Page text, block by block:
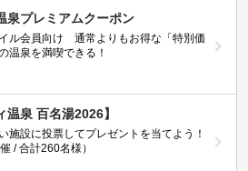
泉プレミアムクーポン
ル会員向け 通常よりもお得な「特別価
温泉を満喫できる！
温泉 百名湯2026】
施設に投票してプレゼントを当てよう！
/ 合計260名様）